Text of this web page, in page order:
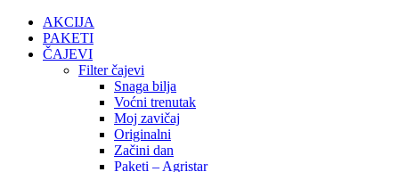
AKCIJA
PAKETI
ČAJEVI
Filter čajevi
Snaga bilja
Voćni trenutak
Moj zavičaj
Originalni
Začini dan
Paketi – Agristar